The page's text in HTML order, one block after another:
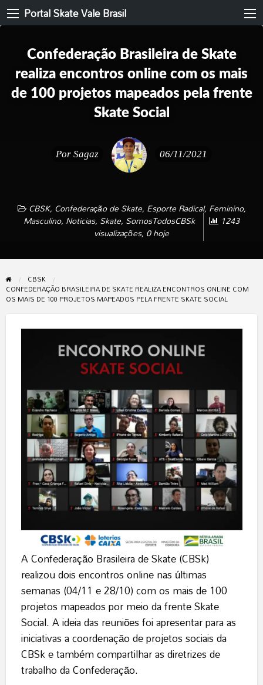
Portal Skate Vale Brasil
Confederação Brasileira de Skate
realiza encontros online com os mais
de 100 projetos mapeados pela frente
Skate Social
Por Sagaz 06/11/2021
CBSK, Confederação de Skate, Esporte Radical, Feminino,
Masculino, Noticias, Skate, SomosTodosCBSk 1243
visualizações, 0 hoje
CBSK
CONFEDERAÇÃO BRASILEIRA DE SKATE REALIZA ENCONTROS ONLINE COM
OS MAIS DE 100 PROJETOS MAPEADOS PELA FRENTE SKATE SOCIAL
A Confederação Brasileira de Skate (CBSk)
realizou dois encontros online nas últimas
semanas (04/11 e 28/10) com os mais de 100
projetos mapeados por meio da frente Skate
Social. A ideia das reuniões foi apresentar para as
iniciativas a coordenação de projetos sociais da
CBSk e também compartilhar as diretrizes de
trabalho da Confederação.